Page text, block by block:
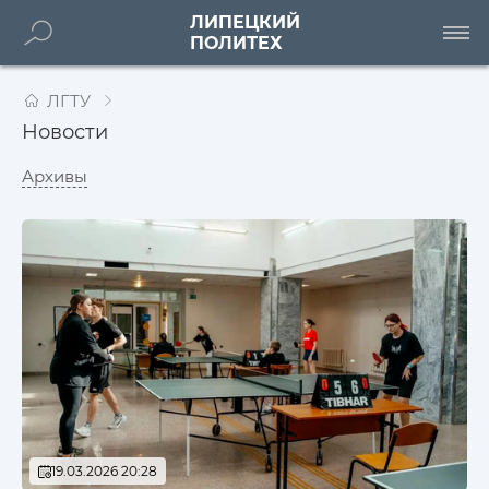
ЛГТУ
Новости
Архивы
19.03.2026 20:28
ЛИПЕЦКИЙ
ПОЛИТЕХ